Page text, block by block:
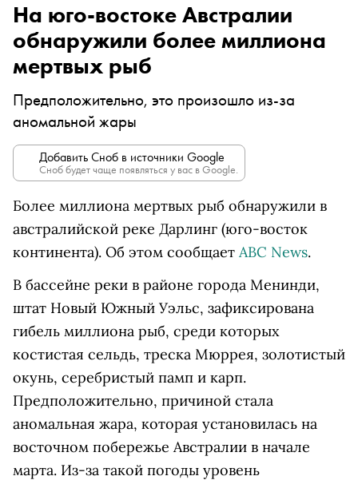
На юго-востоке Австралии
обнаружили более миллиона
мертвых рыб
Предположительно, это произошло из-за
аномальной жары
Добавить Сноб в источники Google
Сноб будет чаще появляться у вас в Google.
Более миллиона мертвых рыб обнаружили в
австралийской реке Дарлинг (юго-восток
континента). Об этом сообщает ABC News.
В бассейне реки в районе города Менинди,
штат Новый Южный Уэльс, зафиксирована
гибель миллиона рыб, среди которых
костистая сельдь, треска Мюррея, золотистый
окунь, серебристый памп и карп.
Предположительно, причиной стала
аномальная жара, которая установилась на
восточном побережье Австралии в начале
марта. Из-за такой погоды уровень